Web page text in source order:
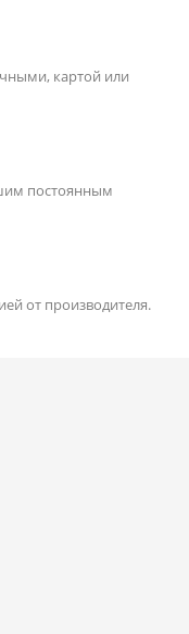
картой или
постоянным
от производителя.